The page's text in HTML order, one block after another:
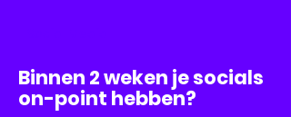
Binnen 2 weken je socials
on-point hebben?